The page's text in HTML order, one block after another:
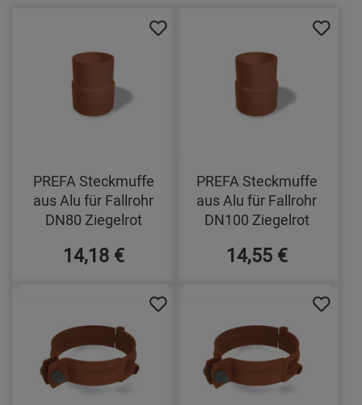
PREFA Steckmuffe
aus Alu für Fallrohr
DN80 Ziegelrot
14,18 €
PREFA Steckmuffe
aus Alu für Fallrohr
DN100 Ziegelrot
14,55 €